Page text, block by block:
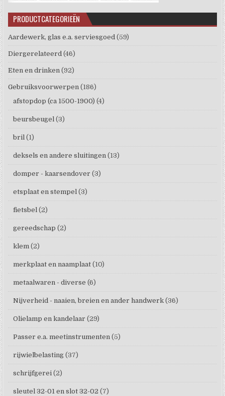
PRODUCTCATEGORIEËN
Aardewerk, glas e.a. serviesgoed (59)
Diergerelateerd (46)
Eten en drinken (92)
Gebruiksvoorwerpen (186)
afstopdop (ca 1500-1900) (4)
beursbeugel (3)
bril (1)
deksels en andere sluitingen (13)
domper - kaarsendover (3)
etsplaat en stempel (3)
fietsbel (2)
gereedschap (2)
klem (2)
merkplaat en naamplaat (10)
metaalwaren - diverse (6)
Nijverheid - naaien, breien en ander handwerk (36)
Olielamp en kandelaar (29)
Passer e.a. meetinstrumenten (5)
rijwielbelasting (37)
schrijfgerei (2)
sleutel 32-01 en slot 32-02 (7)